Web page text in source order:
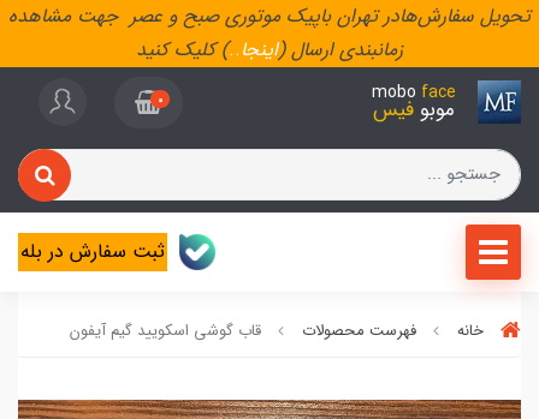
تحویل سفارش‌هادر تهران باپیک موتوری صبح و عصر جهت مشاهده
زمانبندی ارسال (اینجا..) کلیک کنید
mobo face
موبو فیس 0
ثبت سفارش در بله
خانه فهرست محصولات قاب گوشی اسکویید گیم آیفون